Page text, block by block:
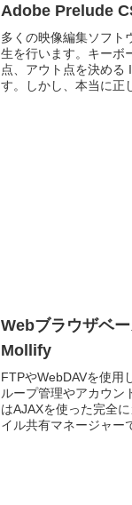
Adobe Prelude
多くの映像編集ソフト
生を行います。キーボ
点、アウト点を決める
す。しかし、本当に正
Webブラウザベ
Mollify
FTPやWebDAVを使用
ループ管理やアカウン
はAJAXを使った完全
イル共有マネージャー